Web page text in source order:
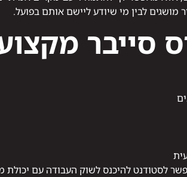
לבין מי שיודע ליישם אותם בפועל.
סייבר
לסטודנט להיכנס לשוק העבודה עם